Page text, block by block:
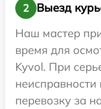
2
Выезд
Наш мастер
время для
Kyvol. При
перевозку за